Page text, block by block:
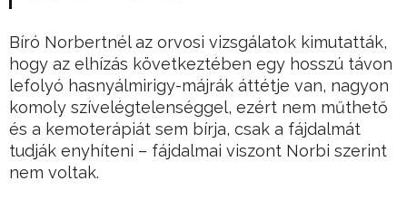
Bíró Norbertnél az orvosi vizsgálatok kimutatták,
hogy az elhízás következtében egy hosszú távon
lefolyó hasnyálmirigy-májrák áttétje van, nagyon
komoly szívelégtelenséggel, ezért nem műthető
és a kemoterápiát sem bírja, csak a fájdalmát
tudják enyhíteni – fájdalmai viszont Norbi szerint
nem voltak.